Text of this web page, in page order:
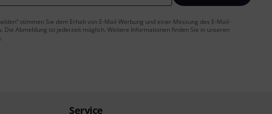
stimmen Sie dem Erhalt von E-Mail-Werbung und einer Messung des E-Mail-
Die Abmeldung ist jederzeit möglich. Weitere Informationen finden Sie in unseren
.
Service